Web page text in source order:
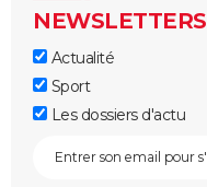
NEWSLETTERS
Actualité
Sport
Les dossiers d'actu